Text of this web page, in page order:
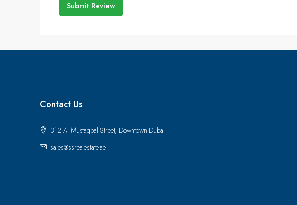
Submit Review
Contact Us
312 Al Mustaqbal Street, Downtown Dubai
sales@ssrealestate.ae